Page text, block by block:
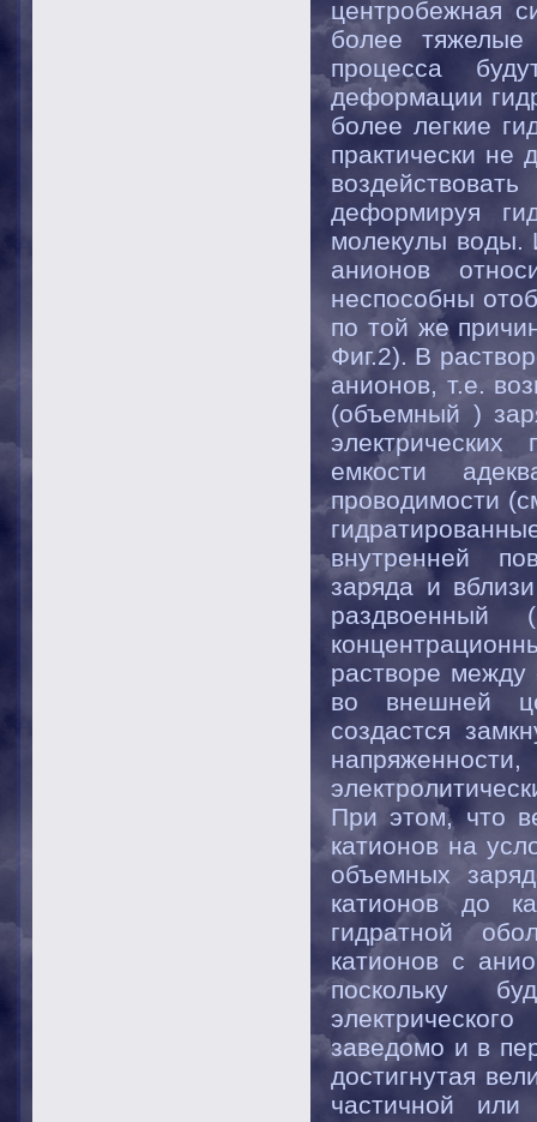
центробежная
более
процесса
деформации
более легкие
практически не
деформируя
молекулы воды.
анионов
неспособны
по той же
Фиг.2). В
анионов, т.е.
(объемный )
емкости
проводимости
внутренней
заряда и
раздвоенный
растворе между
во внешней
создастся
При этом, что
катионов на
объемных
катионов до
гидратной
катионов с
поскольку
заведомо и в
достигнутая
частичной или